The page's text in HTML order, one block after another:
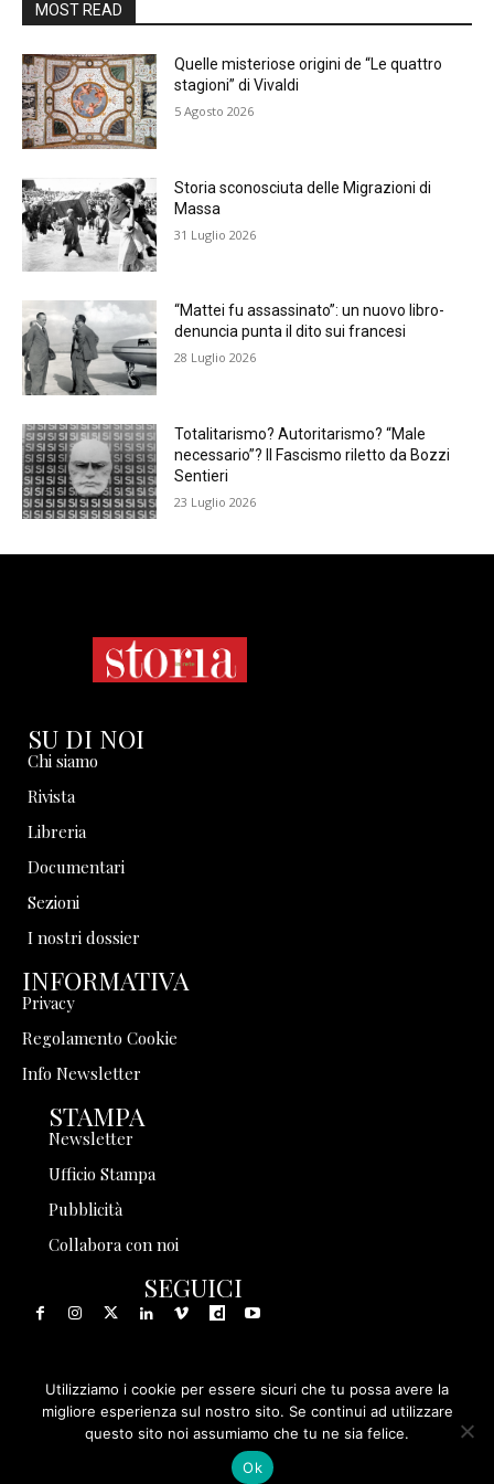
MOST READ
Quelle misteriose origini de “Le quattro
stagioni” di Vivaldi
5 Agosto 2026
Storia sconosciuta delle Migrazioni di
Massa
31 Luglio 2026
“Mattei fu assassinato”: un nuovo libro-
denuncia punta il dito sui francesi
28 Luglio 2026
Totalitarismo? Autoritarismo? “Male
necessario”? Il Fascismo riletto da Bozzi
Sentieri
23 Luglio 2026
SU DI NOI
Chi siamo
Rivista
Libreria
Documentari
Sezioni
I nostri dossier
INFORMATIVA
Privacy
Regolamento Cookie
Info Newsletter
STAMPA
Newsletter
Ufficio Stampa
Pubblicità
Collabora con noi
SEGUICI
© 1999 - 2025 Storia in Rete Srl - Tutti i diritti riservati - P.
IVA 08570971005
Utilizziamo i cookie per essere sicuri che tu possa avere la
migliore esperienza sul nostro sito. Se continui ad utilizzare
questo sito noi assumiamo che tu ne sia felice.
Ok